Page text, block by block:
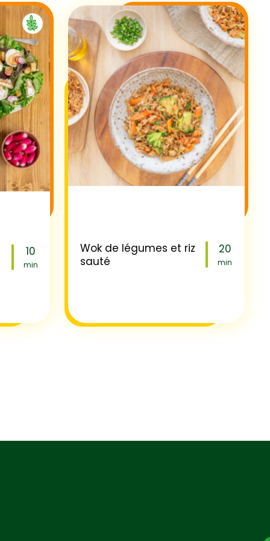
10
min
Wok de légumes et riz
sauté
20
min